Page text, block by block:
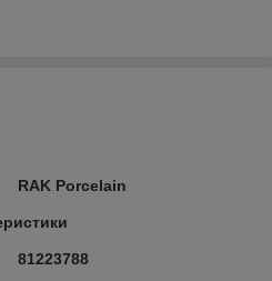
RAK Porcelain
81223788